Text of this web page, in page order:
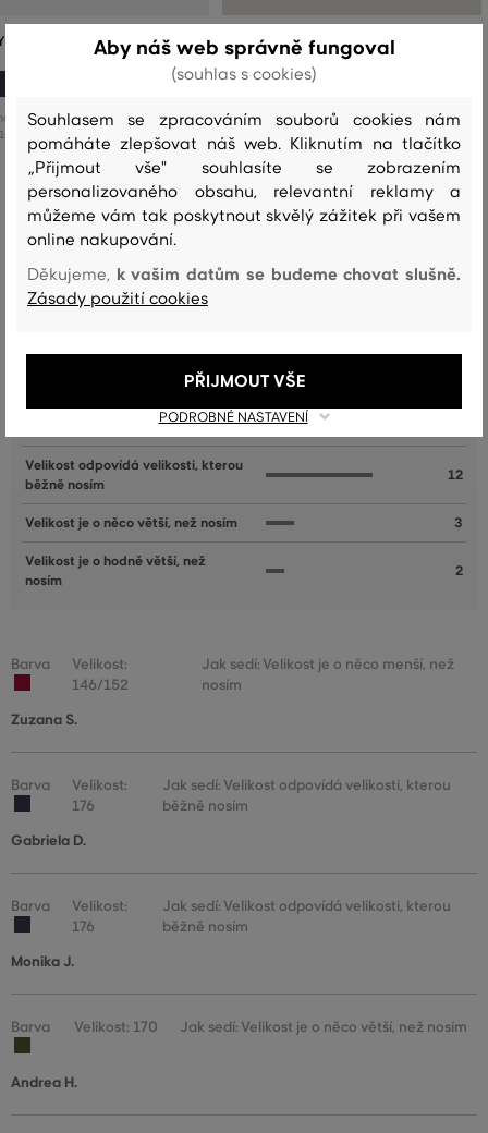
GANT SHIELD SWEATPANTS
1 999 Kč
velikosti:
116 122/128
TEPLÁKY GANT STRAIGHT LEG VELOUR
PANTS
1 299 Kč
Dostupné velikosti:
176
Recenze
Velikost je o hodně menší, než
Velikost je o něco menší, než nosím
Velikost odpovídá velikosti, kterou
běžně nosím
12
Velikost je o něco větší, než nosím 3
Velikost je o hodně větší, než
nosím
2
Barva
Velikost:
146/152
Jak sedí: Velikost je o něco menší, než
nosím
Zuzana S.
Barva
Velikost:
176
Jak sedí: Velikost odpovídá velikosti, kterou
běžně nosím
Gabriela D.
Barva
Velikost:
176
Jak sedí: Velikost odpovídá velikosti, kterou
běžně nosím
Monika J.
Barva Velikost: 170 Jak sedí: Velikost je o něco větší, než nosím
Andrea H.
Aby náš web správně fungoval
(souhlas s cookies)
Souhlasem se zpracováním souborů cookies nám
pomáháte zlepšovat náš web. Kliknutím na tlačítko
„Přijmout vše" souhlasíte se zobrazením
personalizovaného obsahu, relevantní reklamy a
můžeme vám tak poskytnout skvělý zážitek při vašem
online nakupování.
Děkujeme, k vašim datům se budeme chovat slušně.
Zásady použití cookies
PODROBNÉ NASTAVENÍ
PŘIJMOUT VŠE